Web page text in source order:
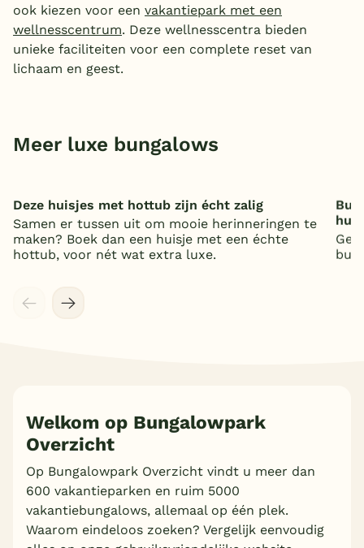
ook kiezen voor een vakantiepark met een
wellnesscentrum. Deze wellnesscentra bieden
unieke faciliteiten voor een complete reset van
lichaam en geest.
Meer luxe bungalows
Deze huisjes met hottub zijn écht zalig
Samen er tussen uit om mooie herinneringen te
maken? Boek dan een huisje met een échte
hottub, voor nét wat extra luxe.
Welkom op Bungalowpark
Overzicht
Op Bungalowpark Overzicht vindt u meer dan
600 vakantieparken en ruim 5000
vakantiebungalows, allemaal op één plek.
Waarom eindeloos zoeken? Vergelijk eenvoudig